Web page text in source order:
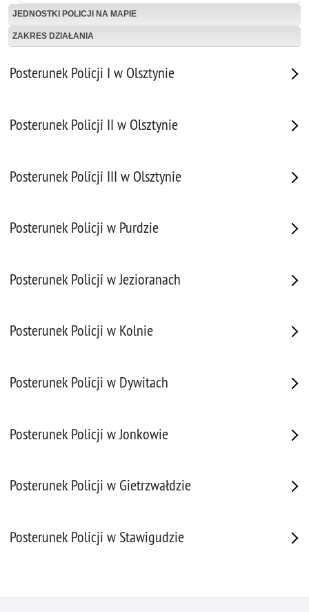
JEDNOSTKI POLICJI NA MAPIE
ZAKRES DZIAŁANIA
Posterunek Policji I w Olsztynie
Posterunek Policji II w Olsztynie
Posterunek Policji III w Olsztynie
Posterunek Policji w Purdzie
Posterunek Policji w Jezioranach
Posterunek Policji w Kolnie
Posterunek Policji w Dywitach
Posterunek Policji w Jonkowie
Posterunek Policji w Gietrzwałdzie
Posterunek Policji w Stawigudzie